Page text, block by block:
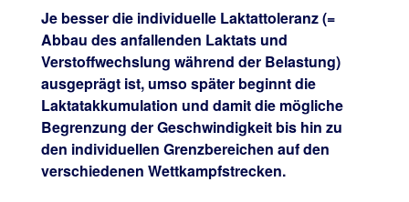
Je besser die individuelle Laktattoleranz (=
Abbau des anfallenden Laktats und
Verstoffwechslung während der Belastung)
ausgeprägt ist, umso später beginnt die
Laktatakkumulation und damit die mögliche
Begrenzung der Geschwindigkeit bis hin zu
den individuellen Grenzbereichen auf den
verschiedenen Wettkampfstrecken.